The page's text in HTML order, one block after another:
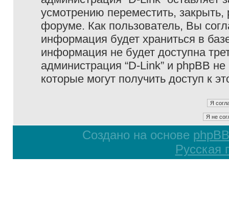
усмотрению переместить,
форуме. Как пользователь, Вы
информация будет храниться в
информация не будет доступна
администрация “D-Link” и phpBB
которые могут получить доступ к
Создано на основе phpBB
Русская